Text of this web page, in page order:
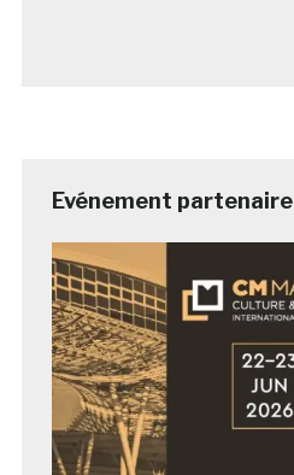
Evénement partenaire